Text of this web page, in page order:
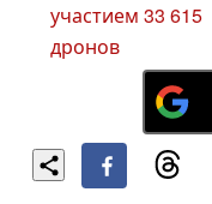
участием 33 615
дронов